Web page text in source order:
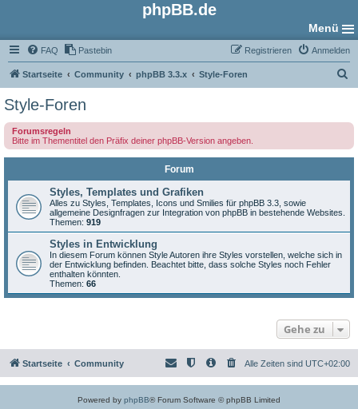
phpBB.de
Menü
FAQ Pastebin Anmelden
Registrieren
Startseite Community phpBB 3.3.x Style-Foren
e
Style-Foren
Forumsregeln
Bitte im Thementitel den Präfix deiner phpBB-Version angeben.
Forum
Styles, Templates und Grafiken
Alles zu Styles, Templates, Icons und Smilies für phpBB 3.3, sowie
allgemeine Designfragen zur Integration von phpBB in bestehende Websites.
Themen: 919
Styles in Entwicklung
In diesem Forum können Style Autoren ihre Styles vorstellen, welche sich in
der Entwicklung befinden. Beachtet bitte, dass solche Styles noch Fehler
enthalten könnten.
Themen: 66
Gehe zu
Startseite Community Alle Zeiten sind UTC+02:00
Powered by phpBB® Forum Software © phpBB Limited